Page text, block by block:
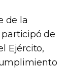
de la
de
Ejército,